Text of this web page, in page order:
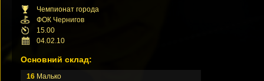
Чемпионат города
ФОК Чернигов
15.00
04.02.10
Основний склад:
16 Малько